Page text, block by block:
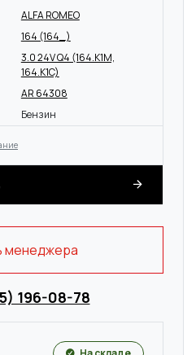
ALFA ROMEO
164 (164_)
3.0 24V Q4 (164.K1M,
164.K1C)
AR 64308
Бензин
196-08-78